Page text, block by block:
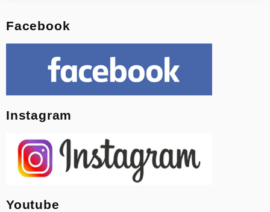
Facebook
Instagram
Youtube